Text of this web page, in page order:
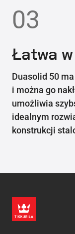
03
Łatwa
Duasolid 50
i można go
umożliwia
idealnym
konstrukcji